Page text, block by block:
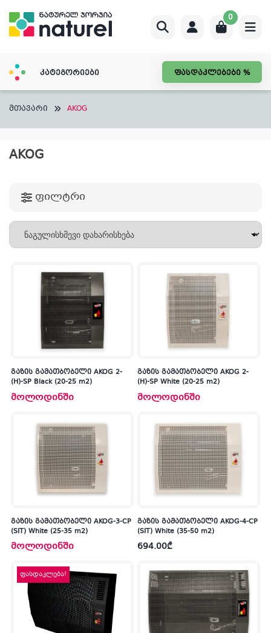
content
0
კატეგორიები ფასდაკლებები %
მთავარი AKOG
AKOG
ფილტრი
გაზის გამათბობელი AKOG 2-
(H)-SP Black (20-25 m2)
მოლოდინში
გაზის გამათბობელი AKOG 2-
(H)-SP White (20-25 m2)
მოლოდინში
გაზის გამათბობელი AKOG-3-CP
(SIT) White (25-35 m2)
მოლოდინში
გაზის გამათბობელი AKOG-4-CP
(SIT) White (35-50 m2)
694.00₾
ფასდაკლება!